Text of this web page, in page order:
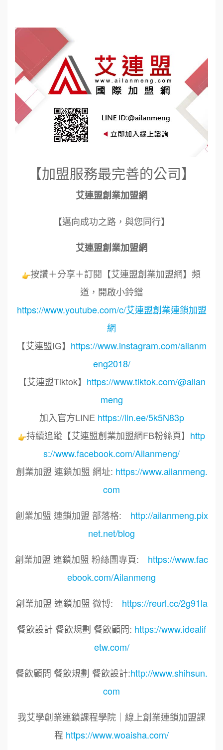
【加盟服務最完善的公司】
艾連盟創業加盟網
【邁向成功之路，與您同行】
艾連盟創業加盟網
按讚＋分享＋訂閱【艾連盟創業加盟網】頻
道，開啟小鈴鐺
https://www.youtube.com/c/艾連盟創業連鎖加盟
網
【艾連盟IG】 https://www.instagram.com/ailanm
eng2018/
【艾連盟Tiktok】 https://www.tiktok.com/@ailan
meng
加入官方LINE https://lin.ee/5k5N83p
持續追蹤【艾連盟創業加盟網FB粉絲頁】 http
s://www.facebook.com/Ailanmeng/
創業加盟 連鎖加盟 網址: https://www.ailanmeng.
com
創業加盟 連鎖加盟 部落格: http://ailanmeng.pix
net.net/blog
創業加盟 連鎖加盟 粉絲團專頁: https://www.fac
ebook.com/Ailanmeng
創業加盟 連鎖加盟 微博: https://reurl.cc/2g91la
餐飲設計 餐飲規劃 餐飲顧問: https://www.idealif
etw.com/
餐飲顧問 餐飲規劃 餐飲設計:http://www.shihsun.
com
我艾學創業連鎖課程學院｜線上創業連鎖加盟課
程 https://www.woaisha.com/